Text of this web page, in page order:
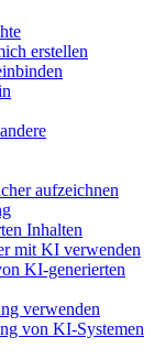
erstellen
aufzeichnen
Inhalten
mit KI verwenden
KI-generierten
verwenden
von KI-Systemen